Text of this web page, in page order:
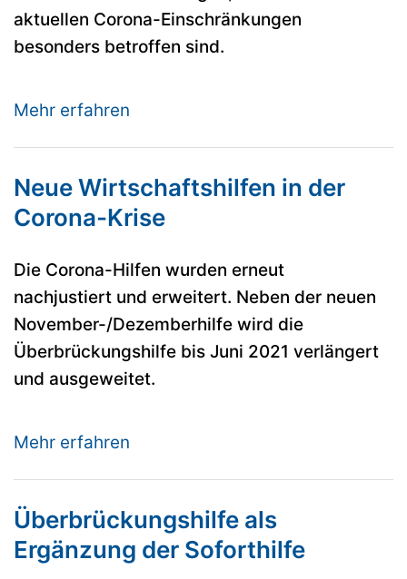
aktuellen Corona-Einschränkungen
besonders betroffen sind.
Mehr erfahren
Neue Wirtschaftshilfen in der
Corona-Krise
Die Corona-Hilfen wurden erneut
nachjustiert und erweitert. Neben der neuen
November-/Dezemberhilfe wird die
Überbrückungshilfe bis Juni 2021 verlängert
und ausgeweitet.
Mehr erfahren
Überbrückungshilfe als
Ergänzung der Soforthilfe